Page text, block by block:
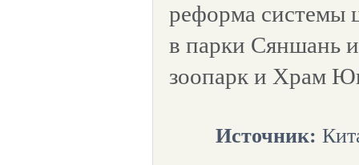
реформа системы
в парки Сяншань
зоопарк и Храм
Источник: